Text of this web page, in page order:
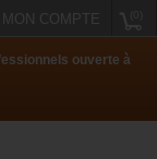
MON COMPTE
ouverte à